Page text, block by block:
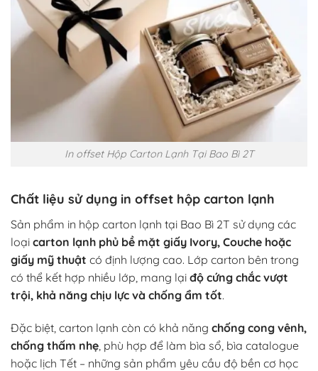
In offset Hộp Carton Lạnh Tại Bao Bì 2T
Chất liệu sử dụng in offset hộp carton lạnh
Sản phẩm in hộp carton lạnh tại Bao Bì 2T sử dụng các
loại carton lạnh phủ bề mặt giấy Ivory, Couche hoặc
giấy mỹ thuật có định lượng cao. Lớp carton bên trong
có thể kết hợp nhiều lớp, mang lại độ cứng chắc vượt
trội, khả năng chịu lực và chống ẩm tốt.
Đặc biệt, carton lạnh còn có khả năng chống cong vênh,
chống thấm nhẹ , phù hợp để làm bìa sổ, bìa catalogue
hoặc lịch Tết – những sản phẩm yêu cầu độ bền cơ học